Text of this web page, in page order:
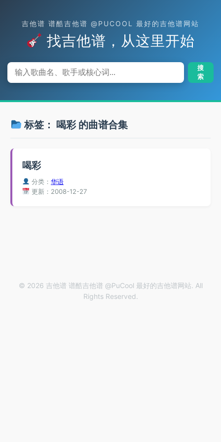
吉他谱 谱酷吉他谱 @PUCOOL 最好的吉他谱网站
找吉他谱，从这里开始
搜
索
标签： 喝彩的曲谱合集
喝彩
分类：华语
更新：2008-12-27
© 2026 吉他谱 谱酷吉他谱 @PuCool 最好的吉他谱网站. All
Rights Reserved.